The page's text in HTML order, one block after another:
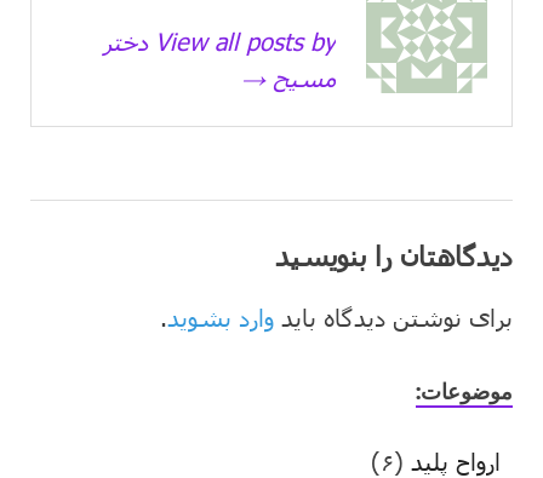
View all posts by دختر
مسیح →
دیدگاهتان را بنویسید
برای نوشتن دیدگاه باید وارد بشوید.
موضوعات:
ارواح پلید (۶)